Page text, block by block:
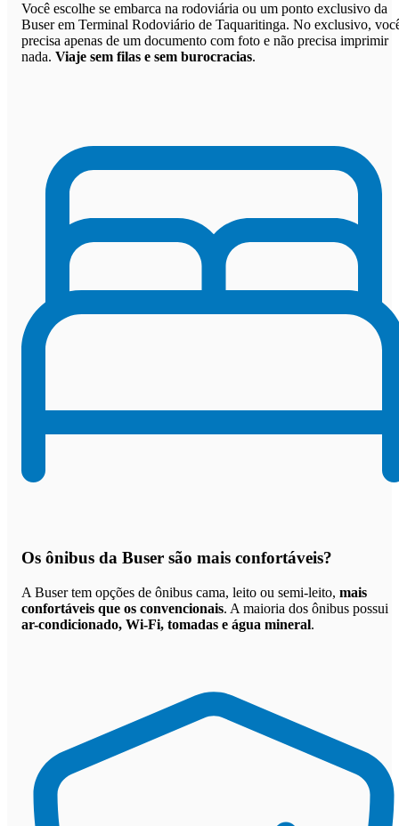
Você escolhe se embarca na rodoviária ou um ponto exclusivo da
Buser em Terminal Rodoviário de Taquaritinga. No exclusivo,
precisa apenas de um documento com foto e não precisa imprimir
nada. Viaje sem filas e sem burocracias.
Os ônibus da Buser são mais confortáveis?
A Buser tem opções de ônibus cama, leito ou semi-leito, mais
confortáveis que os convencionais. A maioria dos ônibus possui
ar-condicionado, Wi-Fi, tomadas e água mineral.